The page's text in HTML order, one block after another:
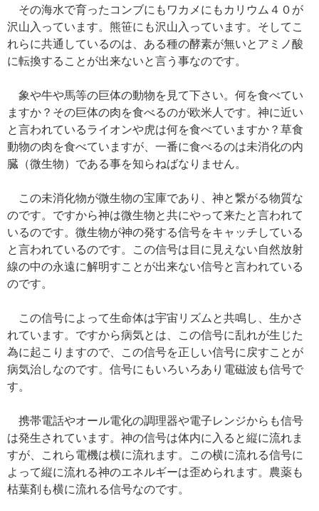
その海水で育ったコンブにもワカメにもカリウム４０が
沢山入っています。熊笹にも沢山入っています。そしてこ
れらに共通しているのは、ある種の酵素が無いとアミノ酸
に転換することが出来ないと言う事なのです。
象や牛や馬等の巨体の動物を見て下さい。何を食べてい
ますか？その巨体の肉を食べるのが欧米人です。神に近い
と言われているライオンや虎は何を食べていますか？草食
動物の肉を食べていますが、一番に食べるのは未消化の内
臓（微生物）である事を知らねばなりません。
この未消化物が微生物の宝庫であり、神と繋がる物質な
のです。ですから神は微生物と共にやって来たと言われて
いるのです。微生物が神の発する信号をキャッチしている
と言われているのです。この信号は目に見えない自然放射
線の中の永遠に解明すことが出来ない信号と言われている
のです。
この信号によって生命体は宇宙リズムと共鳴し、生かさ
れています。ですから病気とは、この信号に乱れが生じた
為に起こりますので、この信号を正しい信号に戻すことが
病気治しなのです。信号にもいろいろあり電磁波も信号で
す。
携帯電話やオール電化の調理器や電子レンジからも信号
は発生されています。神の信号は体内に入ると縦に流れま
すが、これら電機は横に流れます。この横に流れる信号に
よって縦に流れる神のエネルギーは歪められます。農薬も
枯葉剤も横に流れる信号なのです。